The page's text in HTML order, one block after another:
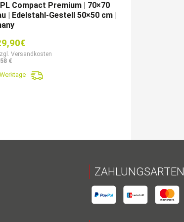
Compact Premium | 70×70
| Edelstahl-Gestell 50×50 cm |
€
Preis
229,90€.
Versandkosten
€
ZAHLUNGSARTEN